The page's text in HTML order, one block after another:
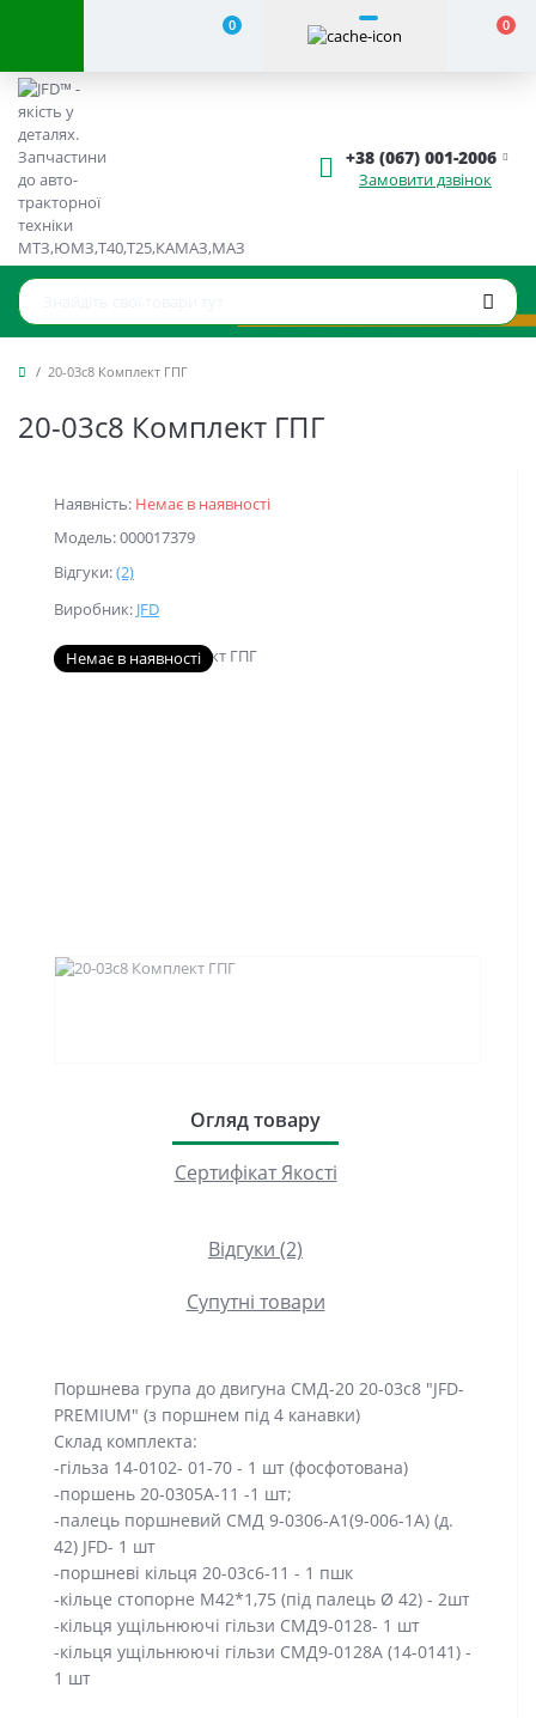
0 0
+38 (067) 001-2006
Замовити дзвінок
20-03с8 Комплект ГПГ
20-03с8 Комплект ГПГ
Наявність: Немає в наявності
Модель: 000017379
Відгуки:(2)
Виробник: JFD
Немає в наявності
Огляд товару
Сертифікат Якості
Відгуки (2)
Супутні товари
Поршнева група до двигуна СМД-20 20-03с8 "JFD-
PREMIUM" (з поршнем під 4 канавки)
Склад комплекта:
-гільза 14-0102- 01-70 - 1 шт (фосфотована)
-поршень 20-0305А-11 -1 шт;
-палець поршневий СМД 9-0306-А1(9-006-1А) (д.
42) JFD- 1 шт
-поршневі кільця 20-03с6-11 - 1 пшк
-кільце стопорне М42*1,75 (під палець Ø 42) - 2шт
-кільця ущільнюючі гільзи СМД9-0128- 1 шт
-кільця ущільнюючі гільзи СМД9-0128А (14-0141) -
1 шт